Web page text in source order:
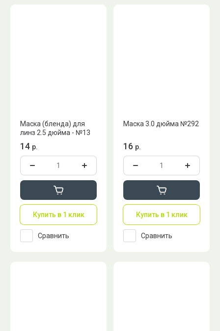
Маска (бленда) для
линз 2.5 дюйма - №13
14 р.
Купить в 1 клик
Сравнить
Маска 3.0 дюйма №292
16 р.
Купить в 1 клик
Сравнить